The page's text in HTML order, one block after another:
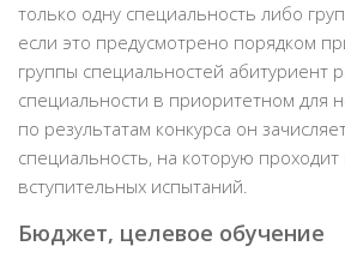
только одну специальность либо
если это предусмотрено порядком
группы специальностей абитуриент
специальности в приоритетном для
по результатам конкурса он
специальность, на которую проходит
вступительных испытаний.
Бюджет, целевое обучение